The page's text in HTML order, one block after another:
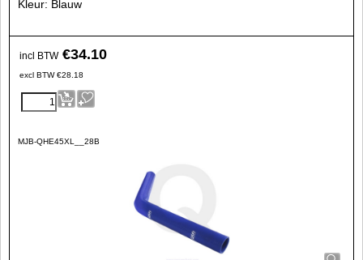
Kleur: Blauw
incl BTW €34.10
excl BTW €28.18
MJB-QHE45XL__28B